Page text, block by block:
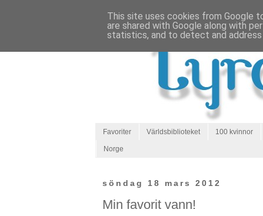
Favoriter Världsbiblioteket 100 kvinnor
Norge
söndag 18 mars 2012
Min favorit vann!
This site uses cookies from Google
are shared with Google along with
statistics, and to detect and address